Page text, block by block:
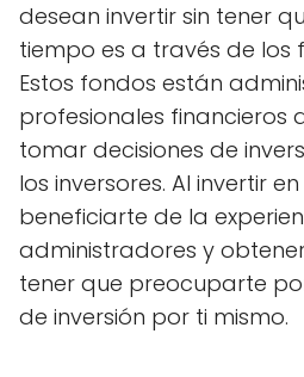
desean invertir sin tener
tiempo es a través de los
Estos fondos están
profesionales financieros
tomar decisiones de
los inversores. Al invertir
beneficiarte de la
administradores y
tener que preocuparte
de inversión por ti mismo.